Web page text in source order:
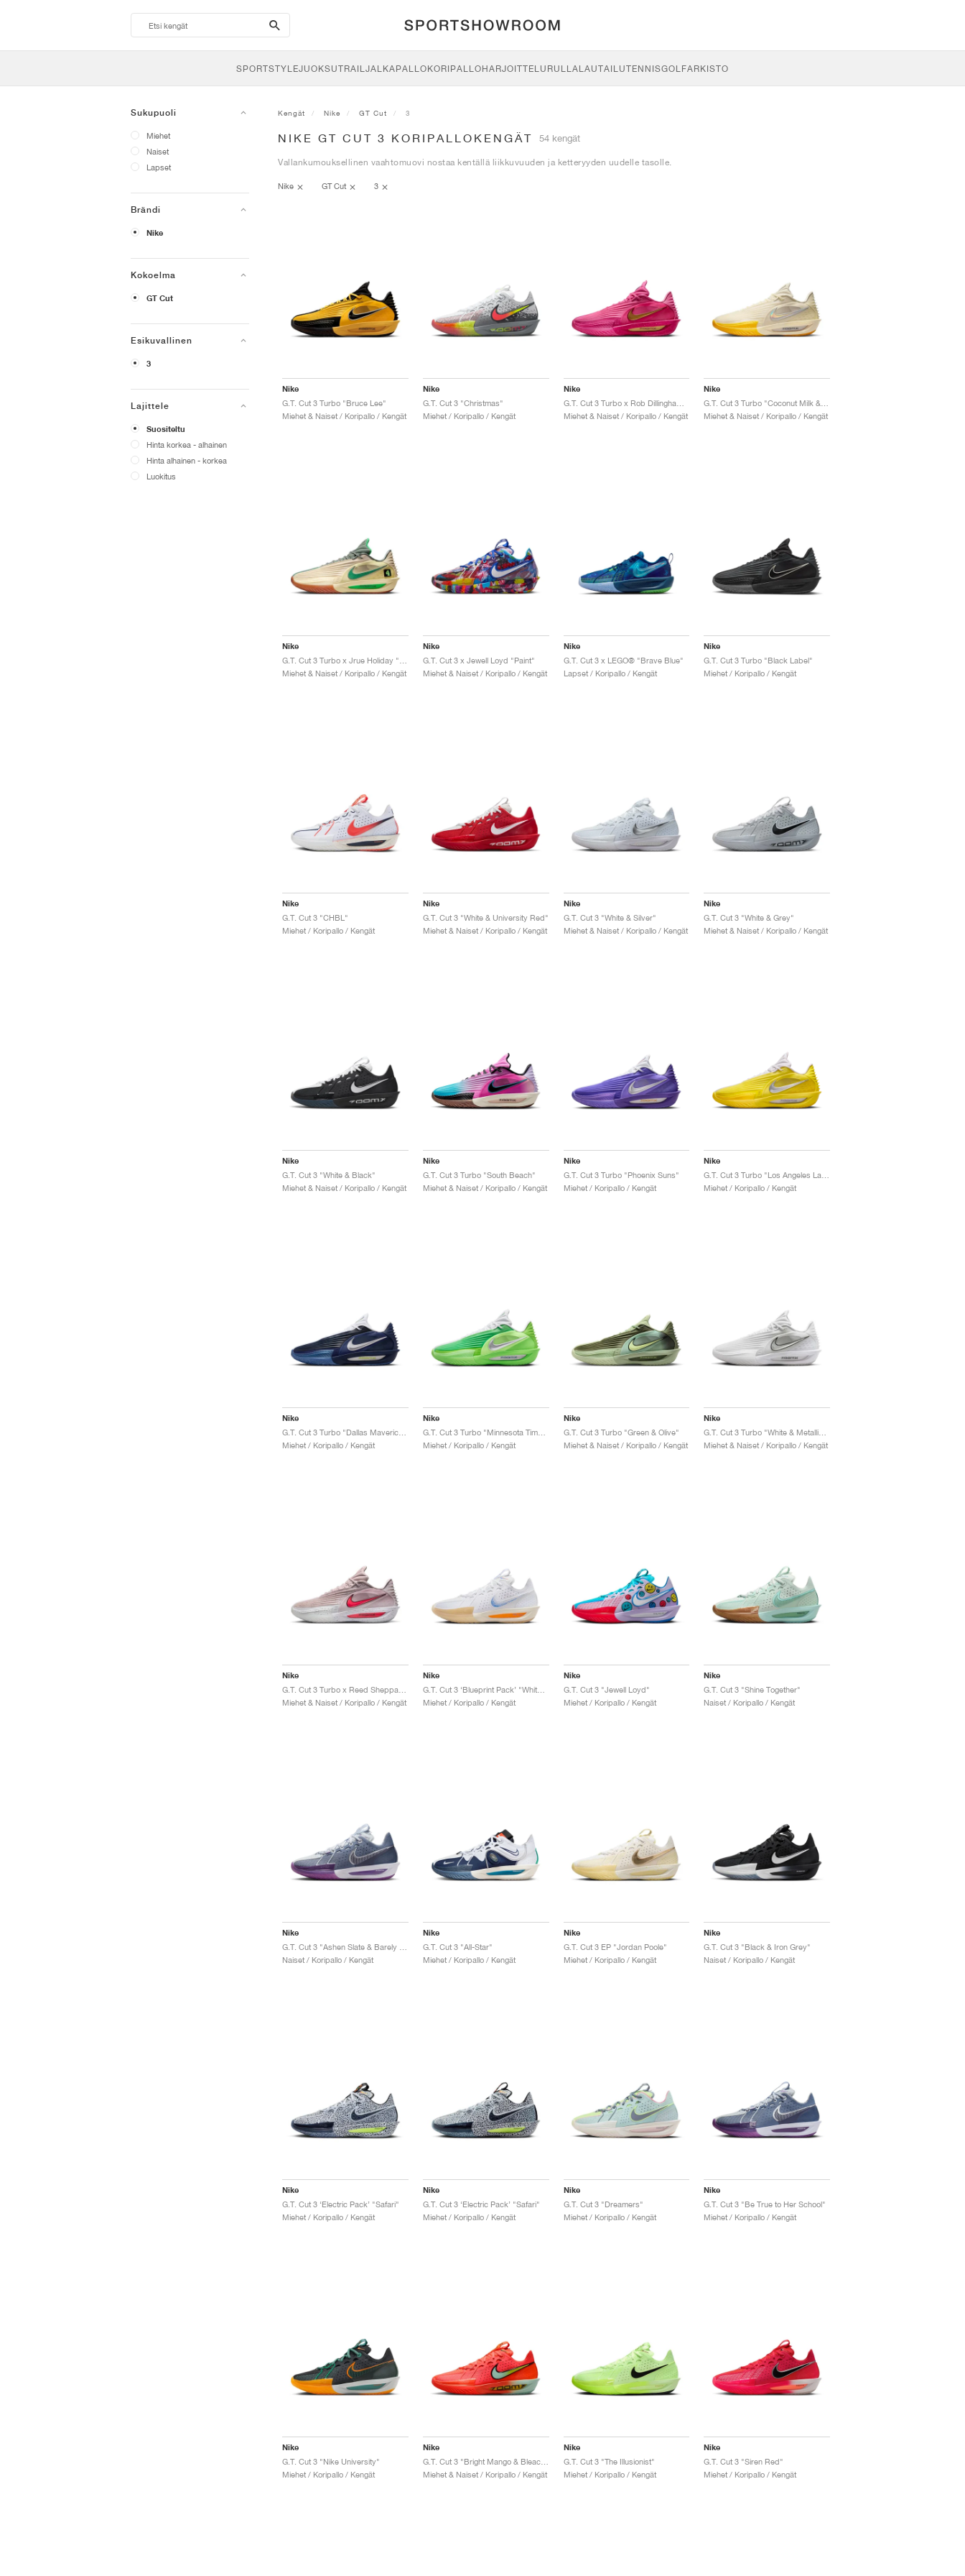
search-
btn
SPORTSTYLEJUOKSUTRAILJALKAPALLOKORIPALLOHARJOITTELU RULLALAUTAILUTENNISGOLFARKISTO
Sukupuoli
Miehet
Naiset
Lapset
Brändi
Nike
Kokoelma
GT Cut
Esikuvallinen
3
Lajittele
Suositeltu
Hinta korkea - alhainen
Hinta alhainen - korkea
Luokitus
Kengät Nike GT Cut 3
NIKE GT CUT 3 KORIPALLOKENGÄT 54 kengät
Vallankumouksellinen vaahtomuovi nostaa kentällä liikkuvuuden ja ketteryyden uudelle tasolle.
Nike GT Cut 3
Nike
G.T. Cut 3 Turbo "Bruce Lee"
Miehet & Naiset / Koripallo / Kengät
Nike
G.T. Cut 3 "Christmas"
Miehet / Koripallo / Kengät
Nike
Miehet & Naiset / Koripallo / Kengät
Nike
Miehet & Naiset / Koripallo / Kengät
Nike
Miehet & Naiset / Koripallo / Kengät
Nike
G.T. Cut 3 x Jewell Loyd "Paint"
Miehet & Naiset / Koripallo / Kengät
Nike
G.T. Cut 3 x LEGO® "Brave Blue"
Lapset / Koripallo / Kengät
Nike
G.T. Cut 3 Turbo "Black Label"
Miehet / Koripallo / Kengät
Nike
G.T. Cut 3 "CHBL"
Miehet / Koripallo / Kengät
Nike
G.T. Cut 3 "White & University Red"
Miehet & Naiset / Koripallo / Kengät
Nike
G.T. Cut 3 "White & Silver"
Miehet & Naiset / Koripallo / Kengät
Nike
G.T. Cut 3 "White & Grey"
Miehet & Naiset / Koripallo / Kengät
Nike
G.T. Cut 3 "White & Black"
Miehet & Naiset / Koripallo / Kengät
Nike
G.T. Cut 3 Turbo "South Beach"
Miehet & Naiset / Koripallo / Kengät
Nike
G.T. Cut 3 Turbo "Phoenix Suns"
Miehet / Koripallo / Kengät
Nike
Miehet / Koripallo / Kengät
Nike
Miehet / Koripallo / Kengät
Nike
G.T. Cut 3 Turbo "Minnesota Timberwolves"
Miehet / Koripallo / Kengät
Nike
G.T. Cut 3 Turbo "Green & Olive"
Miehet & Naiset / Koripallo / Kengät
Nike
Miehet & Naiset / Koripallo / Kengät
Nike
Miehet & Naiset / Koripallo / Kengät
Nike
G.T. Cut 3 ‘Blueprint Pack’ "White & Racer Blue"
Miehet / Koripallo / Kengät
Nike
G.T. Cut 3 "Jewell Loyd"
Miehet / Koripallo / Kengät
Nike
G.T. Cut 3 "Shine Together"
Naiset / Koripallo / Kengät
Nike
Naiset / Koripallo / Kengät
Nike
G.T. Cut 3 "All-Star"
Miehet / Koripallo / Kengät
Nike
G.T. Cut 3 EP "Jordan Poole"
Miehet / Koripallo / Kengät
Nike
G.T. Cut 3 "Black & Iron Grey"
Naiset / Koripallo / Kengät
Nike
G.T. Cut 3 ‘Electric Pack’ "Safari"
Miehet / Koripallo / Kengät
Nike
G.T. Cut 3 ‘Electric Pack’ "Safari"
Miehet / Koripallo / Kengät
Nike
G.T. Cut 3 "Dreamers"
Miehet / Koripallo / Kengät
Nike
G.T. Cut 3 "Be True to Her School"
Miehet / Koripallo / Kengät
Nike
G.T. Cut 3 "Nike University"
Miehet / Koripallo / Kengät
Nike
G.T. Cut 3 "Bright Mango & Bleached Coral"
Miehet & Naiset / Koripallo / Kengät
Nike
G.T. Cut 3 "The Illusionist"
Miehet / Koripallo / Kengät
Nike
G.T. Cut 3 "Siren Red"
Miehet / Koripallo / Kengät